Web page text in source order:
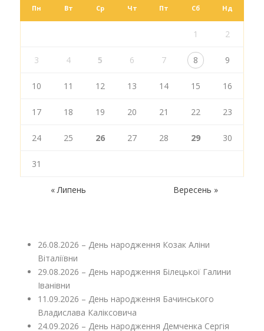
Пн Вт Ср Чт Пт Сб Нд
1 2
3 4 5 6 7 8 9
10 11 12 13 14 15 16
17 18 19 20 21 22 23
24 25 26 27 28 29 30
31
« Липень Вересень »
26.08.2026 – День народження Козак Аліни
Віталіївни
29.08.2026 – День народження Білецької Галини
Іванівни
11.09.2026 – День народження Бачинського
Владислава Каліксовича
24.09.2026 – День народження Демченка Сергія